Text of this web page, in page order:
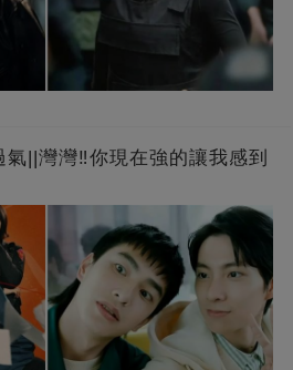
||灣灣‼️你現在強的讓我感到